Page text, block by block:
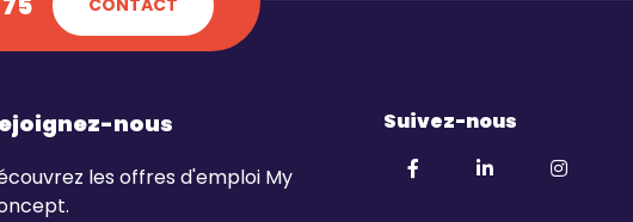
CONTACT
nous
les offres d'emploi My
Suivez-nous